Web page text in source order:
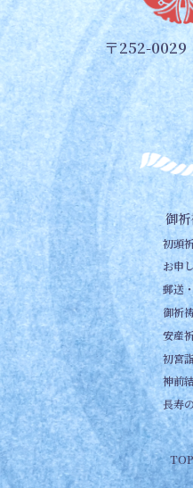
〒252-0029
御
初頭
お申
郵送
御祈
安産
初宮
神前
長寿